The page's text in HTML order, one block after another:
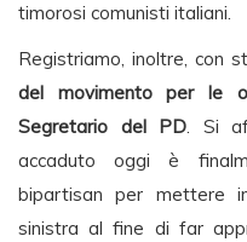
timorosi comunisti italiani.
Registriamo, inoltre, con
del movimento per le
Segretario del PD. Si
accaduto oggi è
bipartisan per mettere
sinistra al fine di far